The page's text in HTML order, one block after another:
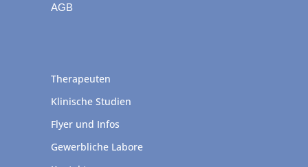
AGB
Therapeuten
Klinische Studien
Flyer und Infos
Gewerbliche Labore